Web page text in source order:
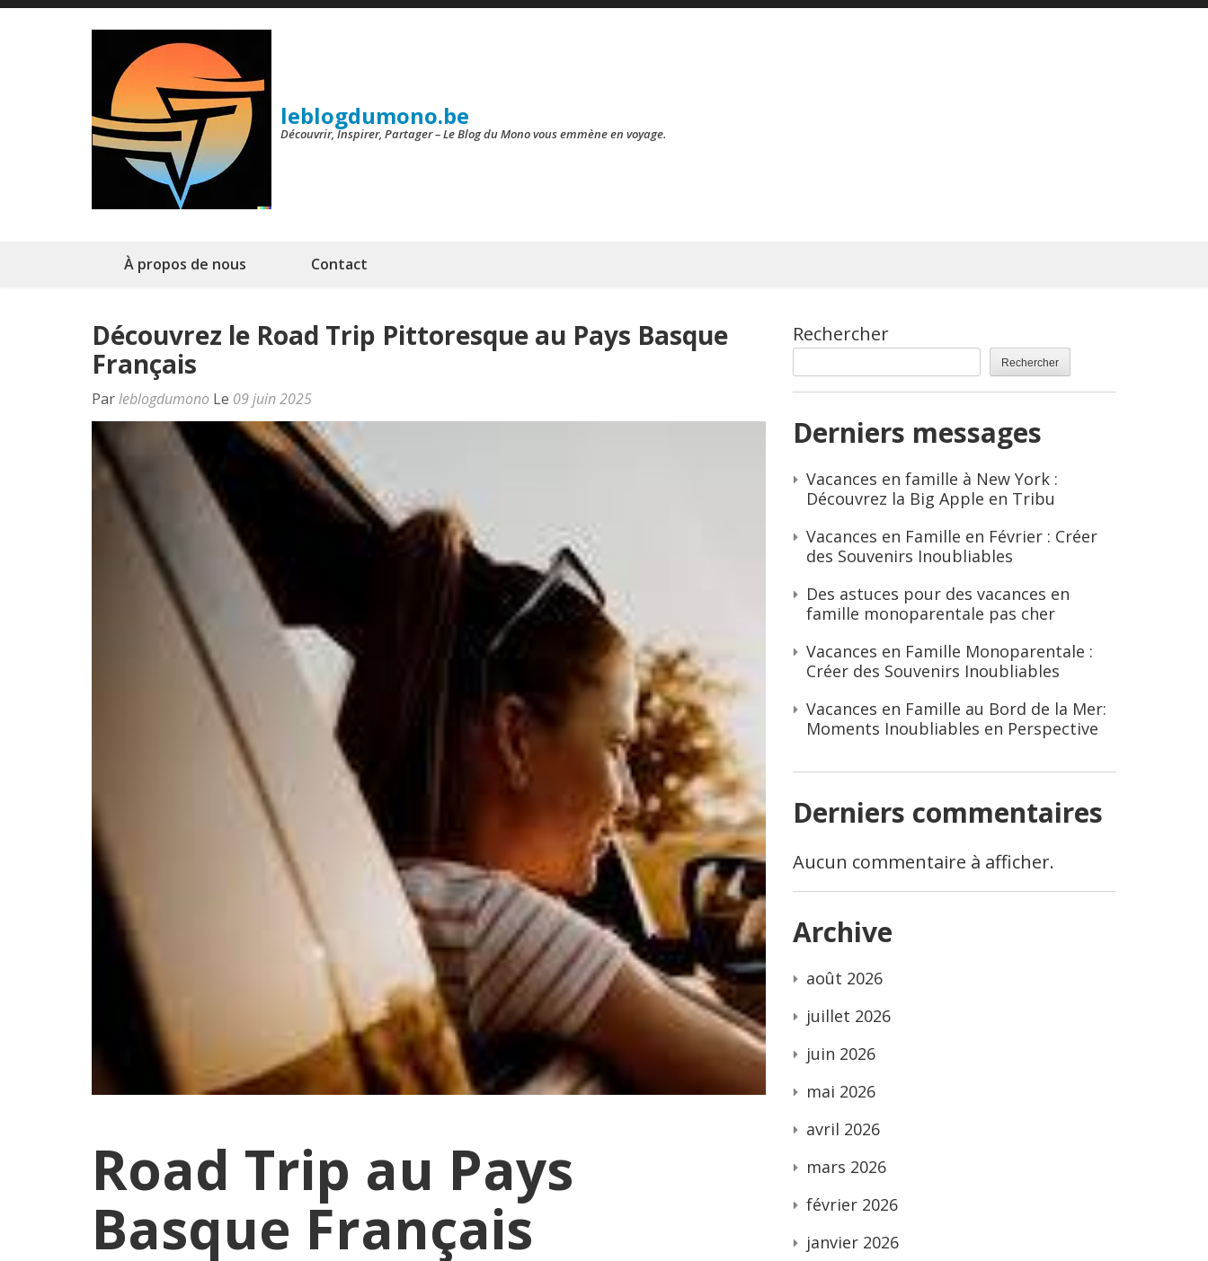
Aller
leblogdumono.be
Découvrir, Inspirer, Partager – Le Blog du Mono vous emmène en voyage.
À propos de nous Contact
Découvrez le Road Trip Pittoresque au Pays Basque
Français
Parleblogdumono Le 09 juin 2025
Road Trip au Pays
Basque Français
Rechercher
Rechercher
Derniers messages
Vacances en famille à New York :
Découvrez la Big Apple en Tribu
Vacances en Famille en Février : Créer
des Souvenirs Inoubliables
Des astuces pour des vacances en
famille monoparentale pas cher
Vacances en Famille Monoparentale :
Créer des Souvenirs Inoubliables
Vacances en Famille au Bord de la Mer:
Moments Inoubliables en Perspective
Derniers commentaires
Aucun commentaire à afficher.
Archive
août 2026
juillet 2026
juin 2026
mai 2026
avril 2026
mars 2026
février 2026
janvier 2026